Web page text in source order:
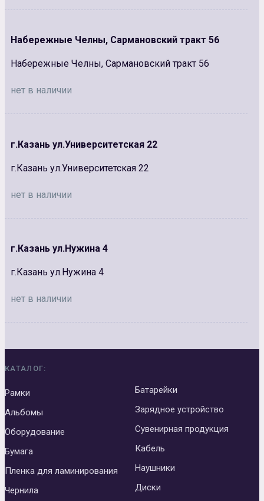
Набережные Челны, Сармановский тракт 56
Набережные Челны, Сармановский тракт 56
нет в наличии
г.Казань ул.Университетская 22
г.Казань ул.Университетская 22
нет в наличии
г.Казань ул.Нужина 4
г.Казань ул.Нужина 4
нет в наличии
КАТАЛОГ:
Рамки
Альбомы
Оборудование
Бумага
Пленка для ламинирования
Чернила
Батарейки
Зарядное устройство
Сувенирная продукция
Кабель
Наушники
Диски